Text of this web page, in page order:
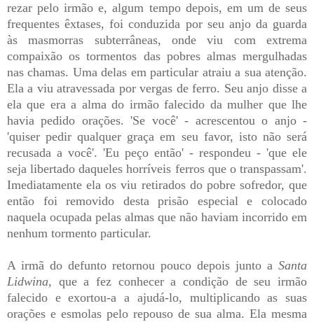
rezar pelo irmão e, algum tempo depois, em um de seus
frequentes êxtases, foi conduzida por seu anjo da guarda
às masmorras subterrâneas, onde viu com extrema
compaixão os tormentos das pobres almas mergulhadas
nas chamas. Uma delas em particular atraiu a sua atenção.
Ela a viu atravessada por vergas de ferro. Seu anjo disse a
ela que era a alma do irmão falecido da mulher que lhe
havia pedido orações. 'Se você' - acrescentou o anjo -
'quiser pedir qualquer graça em seu favor, isto não será
recusada a você'. 'Eu peço então' - respondeu - 'que ele
seja libertado daqueles horríveis ferros que o transpassam'.
Imediatamente ela os viu retirados do pobre sofredor, que
então foi removido desta prisão especial e colocado
naquela ocupada pelas almas que não haviam incorrido em
nenhum tormento particular.
A irmã do defunto retornou pouco depois junto a Santa
Lidwina, que a fez conhecer a condição de seu irmão
falecido e exortou-a a ajudá-lo, multiplicando as suas
orações e esmolas pelo repouso de sua alma. Ela mesma